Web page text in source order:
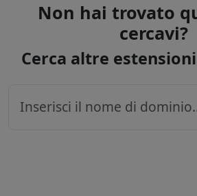
Non hai trovato
cercavi?
Cerca altre